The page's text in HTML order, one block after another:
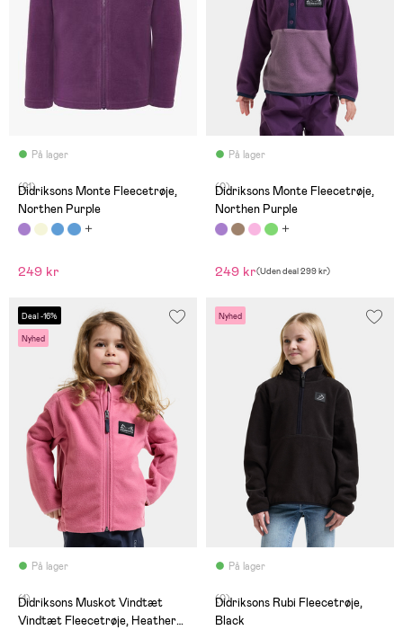
På lager
(21)
Didriksons Monte Fleecetrøje,
Northen Purple
249 kr
På lager
(0)
Didriksons Monte Fleecetrøje,
Northen Purple
249 kr(Uden deal299 kr)
Deal -16%
Nyhed
På lager
(1)
Didriksons Muskot Vindtæt
Vindtæt Fleecetrøje, Heather
Nyhed
På lager
(0)
Didriksons Rubi Fleecetrøje,
Black